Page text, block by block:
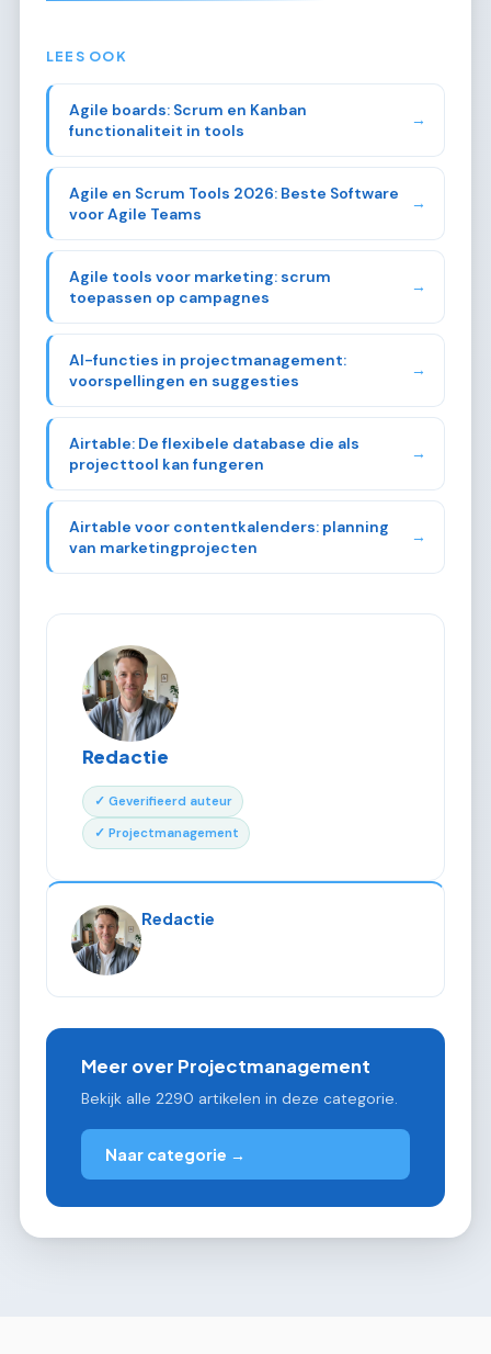
LEES OOK
Agile boards: Scrum en Kanban
functionaliteit in tools
→
Agile en Scrum Tools 2026: Beste Software
voor Agile Teams
→
Agile tools voor marketing: scrum
toepassen op campagnes
→
AI-functies in projectmanagement:
voorspellingen en suggesties
→
Airtable: De flexibele database die als
projecttool kan fungeren
→
Airtable voor contentkalenders: planning
van marketingprojecten
→
Redactie
✓ Geverifieerd auteur
✓ Projectmanagement
Redactie
Meer over Projectmanagement
Bekijk alle 2290 artikelen in deze categorie.
Naar categorie →